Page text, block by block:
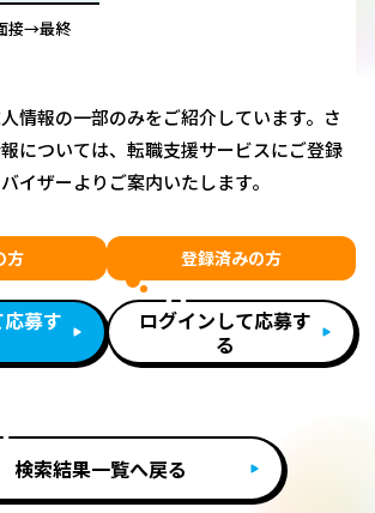
接→最終
情報の一部のみをご紹介しています。さ
については、転職支援サービスにご登録
イザーよりご案内いたします。
方
募す
登録済みの方
ログインして応募す
る
検索結果一覧へ戻る